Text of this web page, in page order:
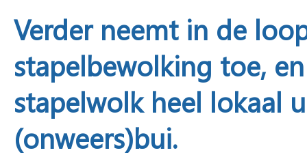
Verder neemt in de
stapelbewolking toe,
stapelwolk heel lokaal
(onweers)bui.